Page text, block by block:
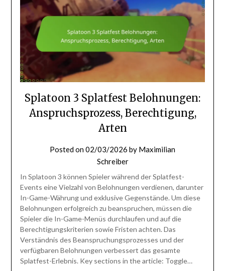
Splatoon 3 Splatfest Belohnungen:
Anspruchsprozess, Berechtigung,
Arten
Posted on02/03/2026 by Maximilian
Schreiber
In Splatoon 3 können Spieler während der Splatfest-
Events eine Vielzahl von Belohnungen verdienen, darunter
In-Game-Währung und exklusive Gegenstände. Um diese
Belohnungen erfolgreich zu beanspruchen, müssen die
Spieler die In-Game-Menüs durchlaufen und auf die
Berechtigungskriterien sowie Fristen achten. Das
Verständnis des Beanspruchungsprozesses und der
verfügbaren Belohnungen verbessert das gesamte
Splatfest-Erlebnis. Key sections in the article: Toggle…